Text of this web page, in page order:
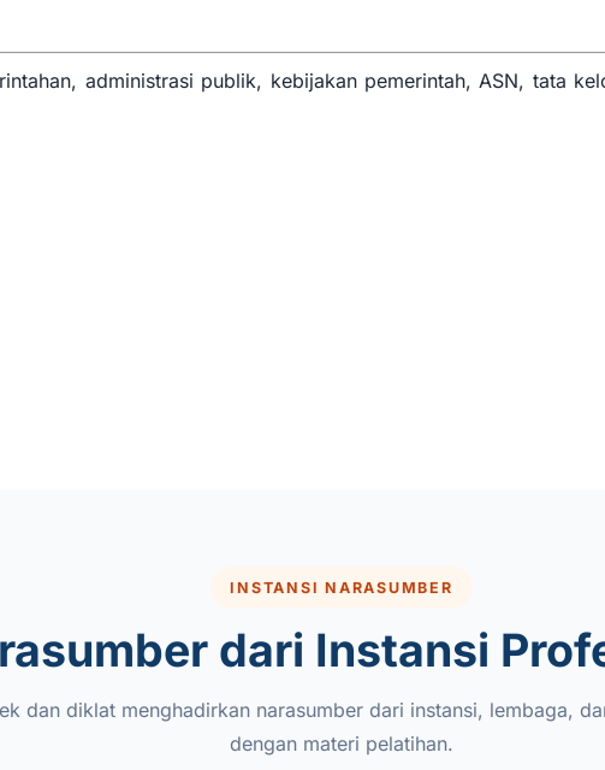
administrasi publik, kebijakan pemerintah, ASN, tata
INSTANSI NARASUMBER
dari Instansi
dan diklat menghadirkan narasumber dari instansi, lembaga,
dengan materi pelatihan.